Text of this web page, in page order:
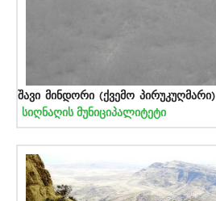
შავი მინდორი (ქვემო პირუკუღმარი)
სიღნაღის მუნიციპალიტეტი